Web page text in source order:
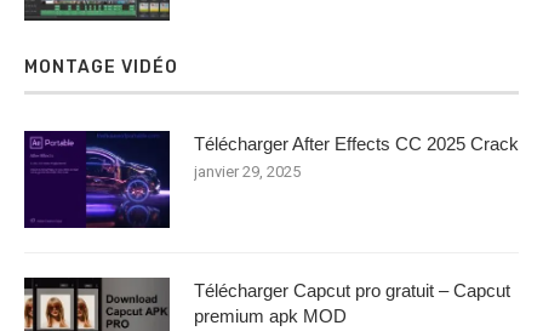
MONTAGE VIDÉO
Télécharger After Effects CC 2025 Crack
janvier 29, 2025
Télécharger Capcut pro gratuit – Capcut
premium apk MOD